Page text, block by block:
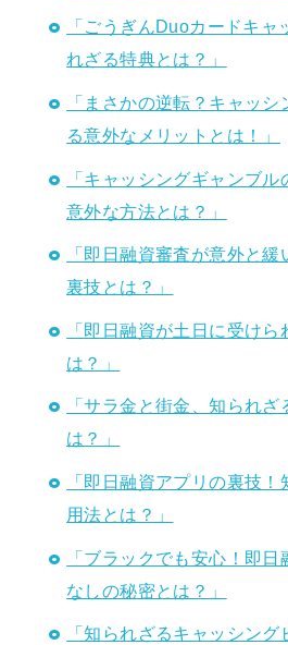
「ごうぎんDuoカードキャ
れざる特典とは？」
「まさかの逆転？キャッ
る意外なメリットとは！」
「キャッシングギャンブ
意外な方法とは？」
「即日融資審査が意外と
裏技とは？」
「即日融資が土日に受け
は？」
「サラ金と街金、知られ
は？」
「即日融資アプリの裏技
用法とは？」
「ブラックでも安心！即
なしの秘密とは？」
「知られざるキャッシン